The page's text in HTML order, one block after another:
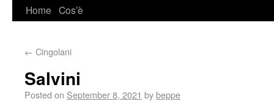
Home Cos’è
← Cingolani
Salvini
Posted on September 8, 2021 bybeppe